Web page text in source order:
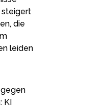
steigert
die
leiden
KI